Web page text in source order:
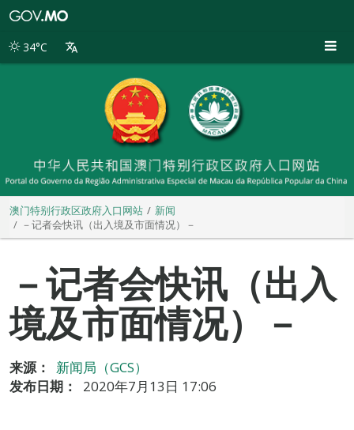
别
34°C
澳门特别行政区政府入口网站
新闻
－记者会快讯（出入境及市面情况）－
－记者会快讯（出入
境及市面情况）－
来源：
新闻局（GCS）
发布日期：
2020年7月13日 17:06